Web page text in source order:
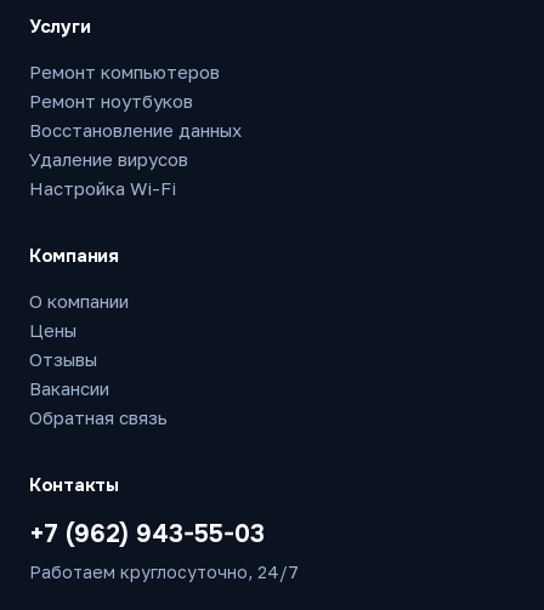
Услуги
Ремонт компьютеров
Ремонт ноутбуков
Восстановление данных
Удаление вирусов
Настройка Wi-Fi
Компания
О компании
Цены
Отзывы
Вакансии
Обратная связь
Контакты
+7 (962) 943-55-03
Работаем круглосуточно, 24/7